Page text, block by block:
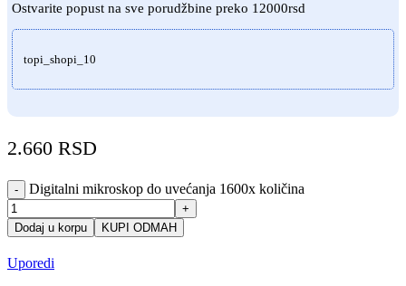
Ostvarite popust na sve porudžbine preko 12000rsd
topi_shopi_10
2.660 RSD
- Digitalni mikroskop do uvećanja 1600x količina
+
Dodaj u korpu
KUPI ODMAH
Uporedi